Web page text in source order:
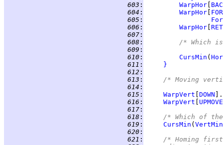
603 : WarpHor
604 : WarpHor
605 :
606 : WarpHor
607 :
608 :
/* Which
609 :
610 : CursMin (
611 :
}
612 :
613 :
/* Moving
614 :
615 : WarpVert DOWN
616 : WarpVert
UPMOVE
617 :
618 :
/* Which of
619 : CursMin ( VertMin
620 :
621 :
/* Homing